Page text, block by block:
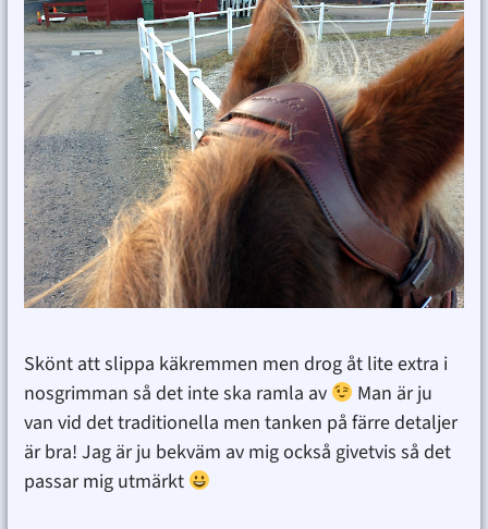
Skönt att slippa käkremmen men drog åt lite extra i
nosgrimman så det inte ska ramla av
Man är ju
van vid det traditionella men tanken på färre detaljer
är bra! Jag är ju bekväm av mig också givetvis så det
passar mig utmärkt